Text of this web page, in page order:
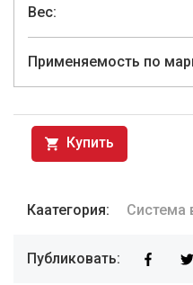
Вес:
Применяемость по
Купить
Каатегория: Система
Публиковать: